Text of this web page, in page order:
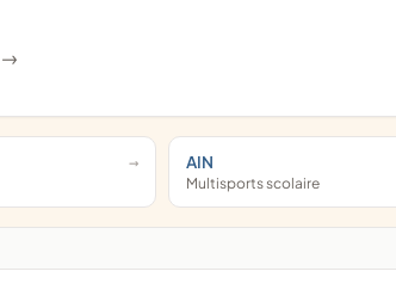
->
AIN
Multisports scolaire